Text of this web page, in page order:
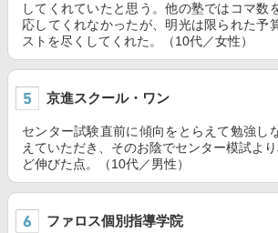
してくれていたと思う。他の塾ではコマ数
応してくれなかったが、明光は限られた予
ストを尽くしてくれた。（10代／女性）
京進スクール・ワン
センター試験直前に傾向をとらえて勉強し
えていただき、そのお陰でセンター模試よ
ど伸びた点。（10代／男性）
ファロス個別指導学院